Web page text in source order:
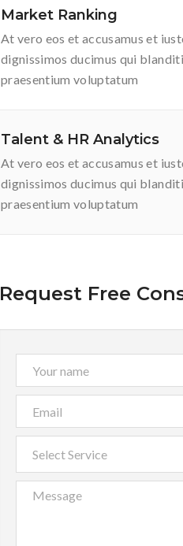
Market Ranking
At vero eos et accusamus et
dignissimos ducimus qui
praesentium voluptatum
Talent & HR Analytics
At vero eos et accusamus et
dignissimos ducimus qui
praesentium voluptatum
Request Free
Select Service